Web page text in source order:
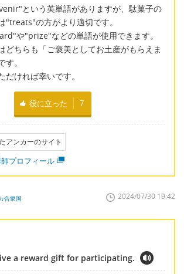
という英単語がありますが、駄菓子の
"treats"の方がより適切です。
や"prize"などの単語が使用できます。
どちらも「ご褒美としてお土産がもらえま
。
だければ幸いです。
役に立った 7
アンカーのサイト
プロフィール
合衆国 2024/07/30 19:42
a reward gift for participating.